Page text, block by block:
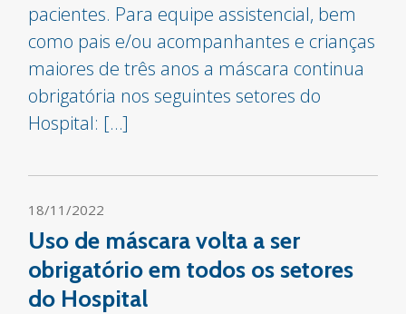
pacientes. Para equipe assistencial, bem
como pais e/ou acompanhantes e crianças
maiores de três anos a máscara continua
obrigatória nos seguintes setores do
Hospital: […]
18/11/2022
Uso de máscara volta a ser
obrigatório em todos os setores
do Hospital